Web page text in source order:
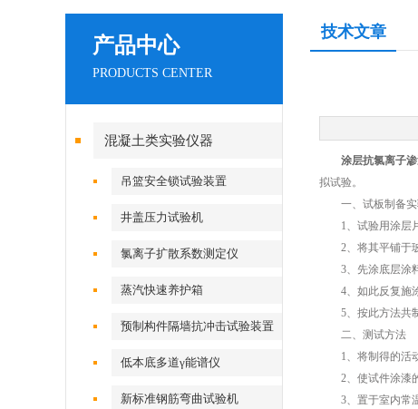
技术文章
涂层抗氯离子
拟试验。
一、试板制备实
1、试验用涂层片
2、将其平铺于玻
3、先涂底层涂料
4、如此反复施涂
5、按此方法共制
二、测试方法
1、将制得的活动
2、使试件涂漆的
3、置于室内常温
产品中心
PRODUCTS CENTER
混凝土类实验仪器
吊篮安全锁试验装置
井盖压力试验机
氯离子扩散系数测定仪
蒸汽快速养护箱
预制构件隔墙抗冲击试验装置
低本底多道γ能谱仪
新标准钢筋弯曲试验机